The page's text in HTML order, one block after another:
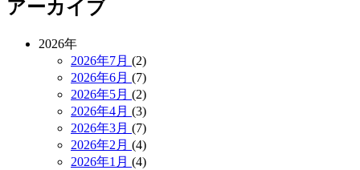
アーカイブ
2026年
2026年7月 (2)
2026年6月 (7)
2026年5月 (2)
2026年4月 (3)
2026年3月 (7)
2026年2月 (4)
2026年1月 (4)